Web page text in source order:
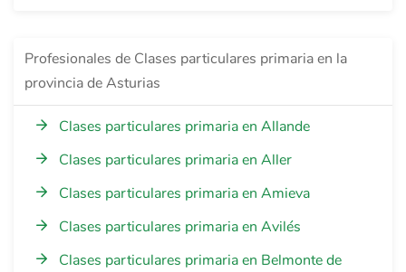
Profesionales de Clases particulares primaria en la
provincia de Asturias
Clases particulares primaria en Allande
Clases particulares primaria en Aller
Clases particulares primaria en Amieva
Clases particulares primaria en Avilés
Clases particulares primaria en Belmonte de